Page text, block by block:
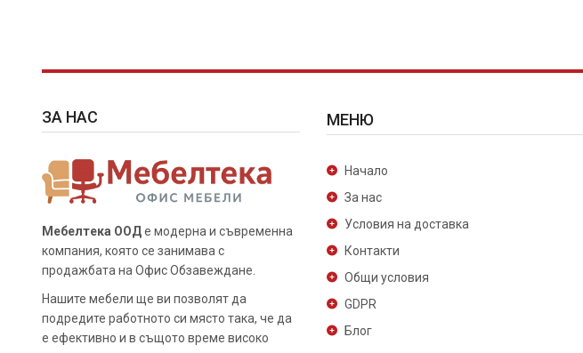
ЗА НАС
Мебелтека ООДе модерна и съвременна
компания, която се занимава с
продажбата на Офис Обзавеждане.
Нашите мебели ще ви позволят да
подредите работното си място така, че да
е ефективно и в същото време високо
МЕНЮ
Начало
За нас
Условия на доставка
Контакти
Общи условия
GDPR
Блог